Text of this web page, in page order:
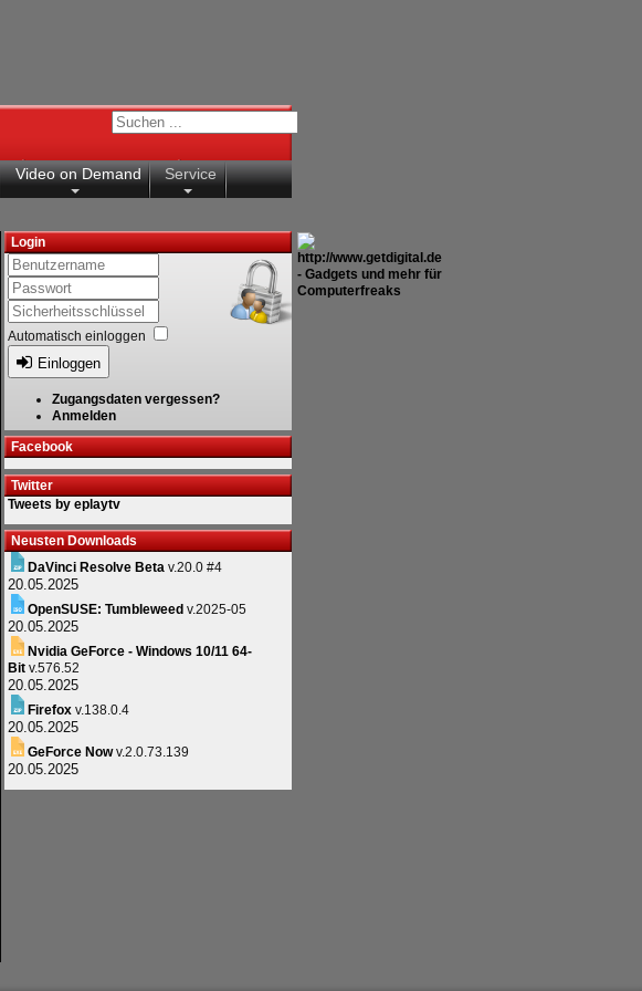
Video on Demand Service
Login
Automatisch einloggen
Einloggen
Zugangsdaten vergessen?
Anmelden
Facebook
Twitter
Tweets by eplaytv
Neusten Downloads
DaVinci Resolve Beta v.20.0 #4
20.05.2025
OpenSUSE: Tumbleweed v.2025-05
20.05.2025
Nvidia GeForce - Windows 10/11 64-
Bit v.576.52
20.05.2025
Firefox v.138.0.4
20.05.2025
GeForce Nowv.2.0.73.139
20.05.2025